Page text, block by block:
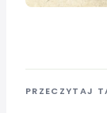
PRZECZYTAJ